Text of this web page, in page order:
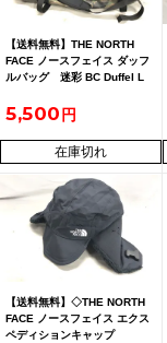
【送料無料】THE NORTH
FACE ノースフェイス ダッフ
ルバッグ 迷彩 BC Duffel L
5,500
在庫切れ
【送料無料】◇THE NORTH
FACE ノースフェイス エクス
ペディションキャップ